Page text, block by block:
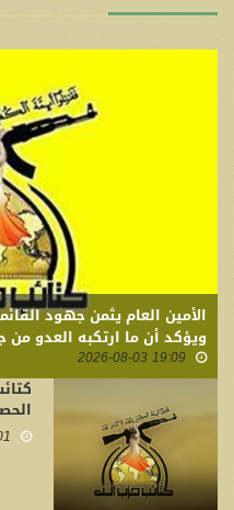
الأمين العام يثمن جهود
ويؤكد أن ما ارتكبه العدو من
التمسك بالسلاح وتطويره لردع
19:09 2026-08-03
20